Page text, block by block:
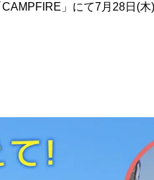
」にて7月28日(